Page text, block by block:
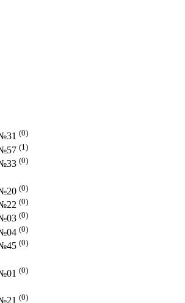
(0)
(1)
(0)
(0)
(0)
(0)
(0)
(0)
(0)
(0)